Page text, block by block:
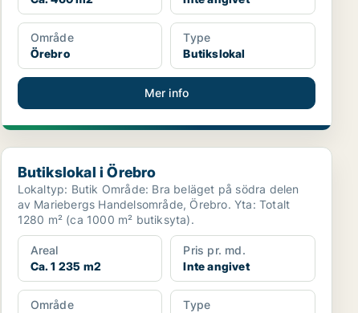
Område
Örebro
Type
Butikslokal
Mer info
Butikslokal i Örebro
Butikslokal i Örebro
Lokaltyp: Butik Område: Bra beläget på södra delen
av Mariebergs Handelsområde, Örebro. Yta: Totalt
1280 m² (ca 1000 m² butiksyta).
Areal
Ca. 1 235 m2
Pris pr. md.
Inte angivet
Område
Type